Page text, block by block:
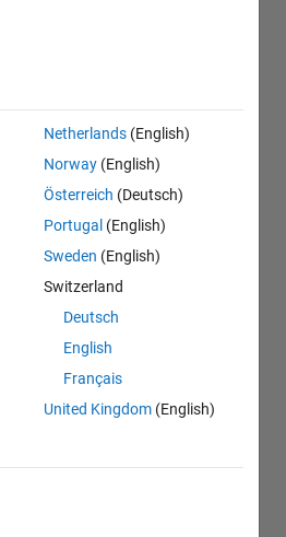
Netherlands (English)
Norway (English)
Österreich (Deutsch)
Portugal (English)
Sweden (English)
Switzerland
Deutsch
English
Français
United Kingdom (English)